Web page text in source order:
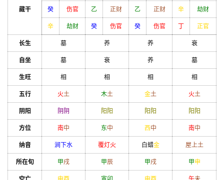
藏干 癸 伤官 乙 正财 乙 正财 辛 劫财
辛 劫财 癸 伤官 癸 伤官 丁 正官
长生 墓 养 养 衰
自坐 墓 衰 养 墓
生旺 相 相 相 相
五行 火土 木土 金土 火土
阴阳 阴 阴 阳 阳 阳 阳 阳 阳
方位 南中 东中 西中 南中
纳音 涧下水 覆灯火 白蜡金 屋上土
所在旬 甲戌 甲辰 甲戌 甲申